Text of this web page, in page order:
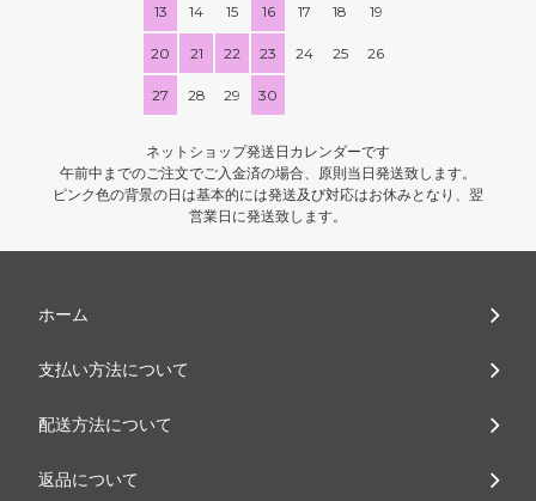
13 14 15 16 17 18 19
20 21 22 23 24 25 26
27 28 29 30
ネットショップ発送日カレンダーです
午前中までのご注文でご入金済の場合、原則当日発送致します。
ピンク色の背景の日は基本的には発送及び対応はお休みとなり、翌
営業日に発送致します。
ホーム
支払い方法について
配送方法について
返品について